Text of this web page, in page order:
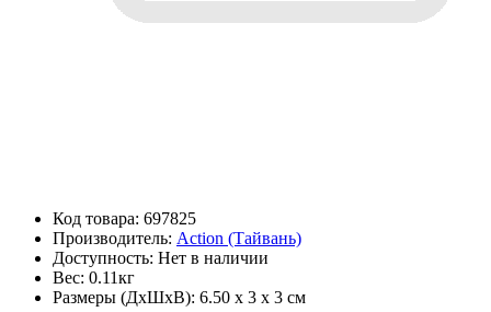
Код товара: 697825
Производитель: Action (Тайвань)
Доступность: Нет в наличии
Вес: 0.11кг
Размеры (ДxШxВ): 6.50 x 3 x 3 см